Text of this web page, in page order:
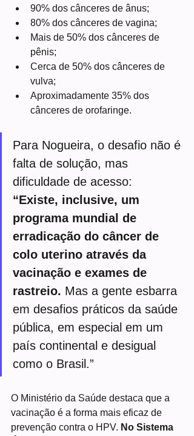
90% dos cânceres de ânus;
80% dos cânceres de vagina;
Mais de 50% dos cânceres de
pênis;
Cerca de 50% dos cânceres de
vulva;
Aproximadamente 35% dos
cânceres de orofaringe.
Para Nogueira, o desafio não é
falta de solução, mas
dificuldade de acesso:
“Existe, inclusive, um
programa mundial de
erradicação do câncer de
colo uterino através da
vacinação e exames de
rastreio. Mas a gente esbarra
em desafios práticos da saúde
pública, em especial em um
país continental e desigual
como o Brasil.”
O Ministério da Saúde destaca que a
vacinação é a forma mais eficaz de
prevenção contra o HPV. No Sistema